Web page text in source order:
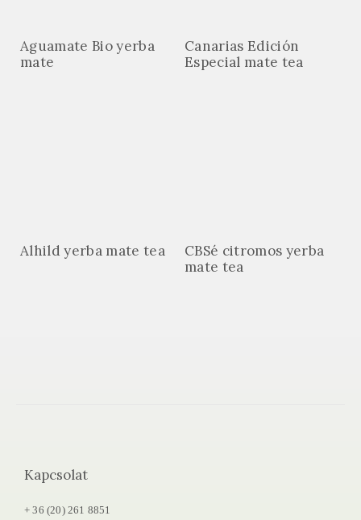
Aguamate Bio yerba
mate
Canarias Edición
Especial mate tea
Alhild yerba mate tea
CBSé citromos yerba
mate tea
Kapcsolat
+ 36 (20) 261 8851